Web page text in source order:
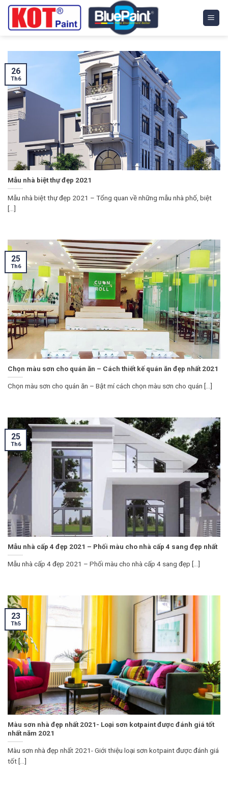
Skip
content
Mẫu nhà biệt thự đẹp 2021
Mẫu nhà biệt thự đẹp 2021 – Tổng quan về những mẫu nhà phố, biệt
[...]
26
Th6
Chọn màu sơn cho quán ăn – Cách thiết kế quán ăn đẹp nhất 2021
Chọn màu sơn cho quán ăn – Bật mí cách chọn màu sơn cho quán [...]
25
Th6
Mẫu nhà cấp 4 đẹp 2021 – Phối màu cho nhà cấp 4 sang đẹp nhất
Mẫu nhà cấp 4 đẹp 2021 – Phối màu cho nhà cấp 4 sang đẹp [...]
25
Th6
Màu sơn nhà đẹp nhất 2021- Loại sơn kotpaint được đánh giá tốt
nhất năm 2021
Màu sơn nhà đẹp nhất 2021- Giới thiệu loại sơn kotpaint được đánh giá
tốt [...]
23
Th5